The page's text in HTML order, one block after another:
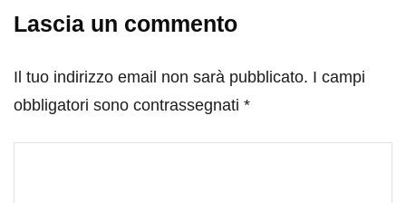
Lascia un commento
Il tuo indirizzo email non sarà pubblicato. I campi
obbligatori sono contrassegnati *